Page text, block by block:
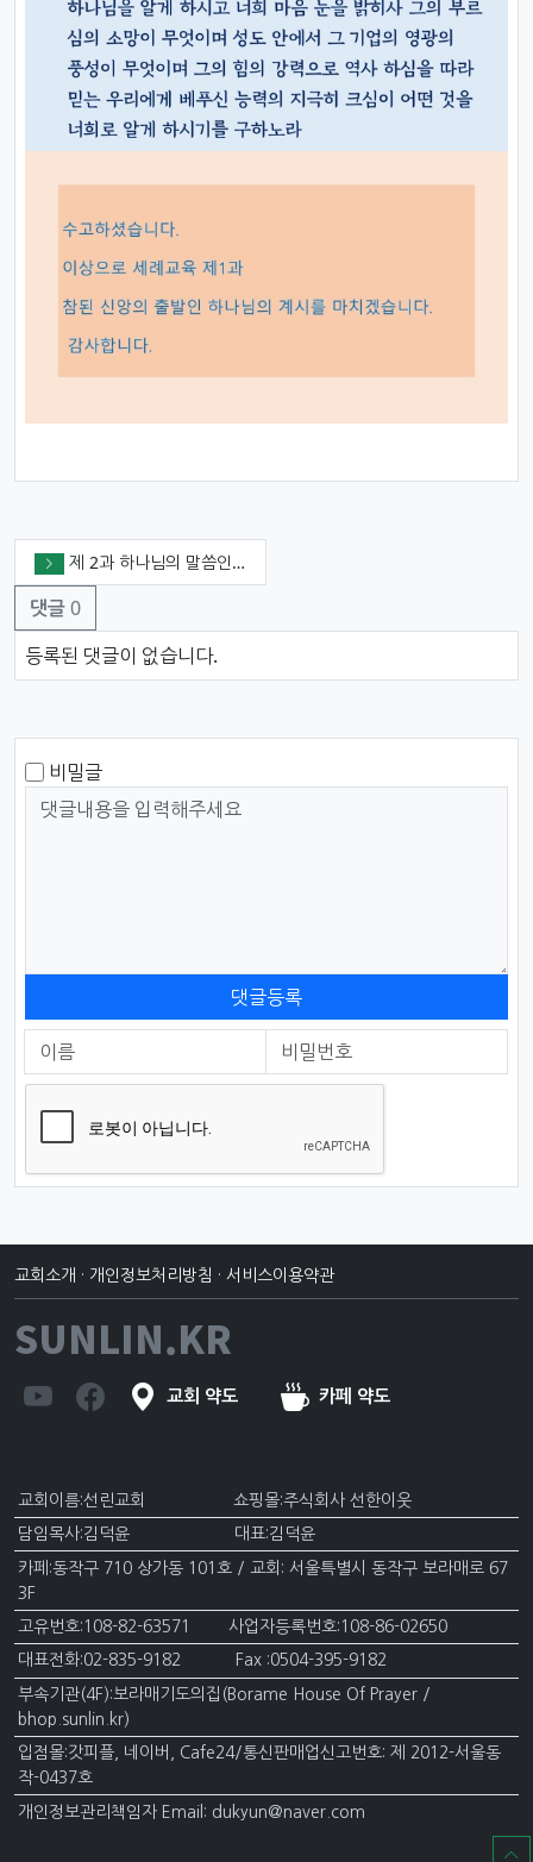
제 2과 하나님의 말씀인 성경
댓글0
댓글목록
등록된 댓글이 없습니다.
댓글쓰기
내용비밀글
댓글등록
이름 필수
비밀번호
교회소개 · 개인정보처리방침 · 서비스이용약관
SUNLIN.KR
교회 약도 카페 약도
교회이름:선린교회 쇼핑몰:주식회사 선한이웃
담임목사:김덕윤 대표:김덕윤
카페:동작구 710 상가동 101호 / 교회: 서울특별시 동작구 보라매로 67
3F
고유번호:108-82-63571 사업자등록번호:108-86-02650
대표전화:02-835-9182 Fax :0504-395-9182
부속기관(4F):보라매기도의집(Borame House Of Prayer /
bhop.sunlin.kr)
입점몰:갓피플, 네이버, Cafe24/통신판매업신고번호: 제 2012-서울동
작-0437호
개인정보관리책임자 Email: dukyun@naver.com